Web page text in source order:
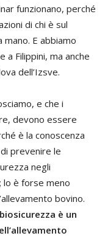
funzionano, perché
di chi è sul
E abbiamo
a Filippini, ma anche
dell’Izsve.
e che i
devono essere
è la conoscenza
prevenire le
negli
lo è forse meno
bovino.
è un